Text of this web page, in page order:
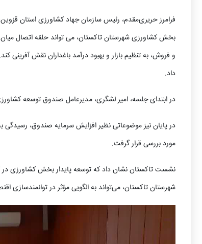
فرامرز حریری‌مقدم، رئیس سازمان جهاد کشاورزی استان
بخش کشاورزی شهرستان تاکستان، می تواند حلقه اتصال میان
و فروش، به تنظیم بازار و بهبود درآمد باغداران نقش
داد.
در ابتدای جلسه، امیر لشگری، مدیرعامل صندوق توسعه
در پایان نیز موضوعاتی نظیر افزایش سرمایه صندوق،
مورد بررسی قرار گرفت.
نشست تاکستان نشان داد که توسعه پایدار بخش کشاورزی
شهرستان تاکستان، می‌تواند به الگویی مؤثر در